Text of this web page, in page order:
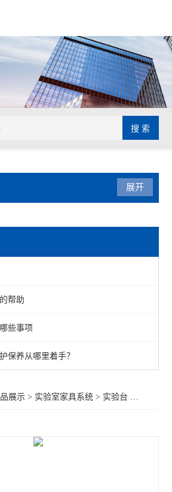
查看全部 >>
展开
帮助
些事项
保养从哪里着手？
展示 > 实验室家具系统 > 实验台